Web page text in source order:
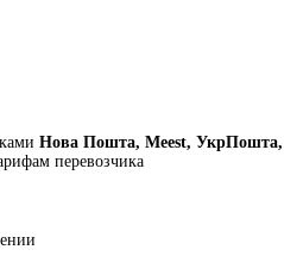
Нова Пошта, Meest, УкрПошта,
перевозчика